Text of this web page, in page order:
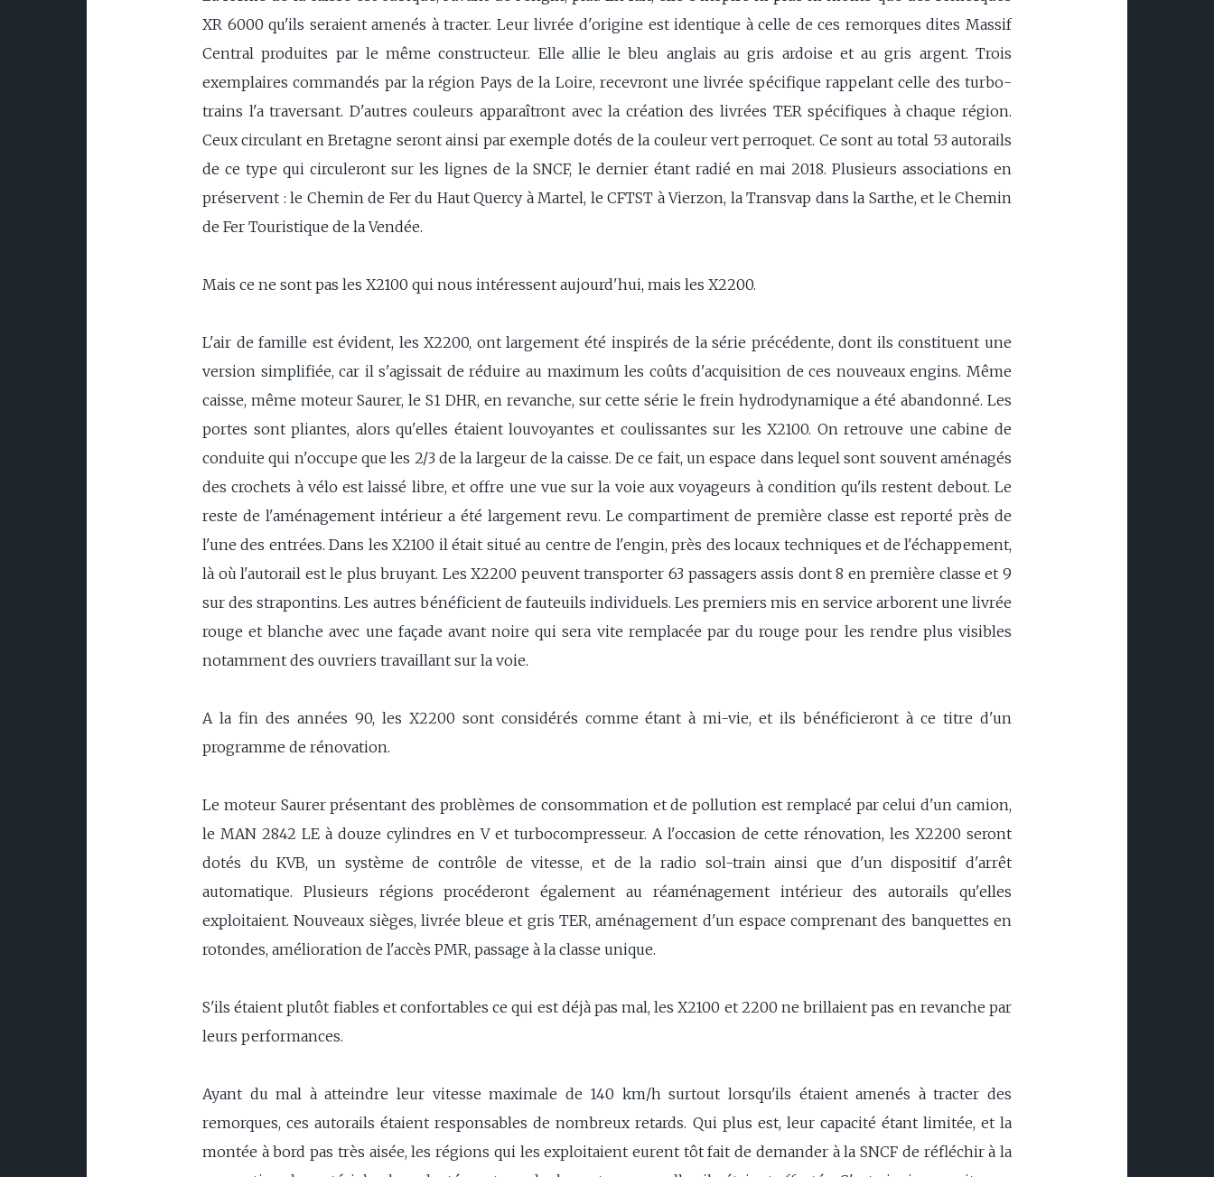
XR 6000 qu'ils seraient amenés à tracter. Leur livrée d'origine est identique à celle de ces remorques dites Massif
Central produites par le même constructeur. Elle allie le bleu anglais au gris ardoise et au gris argent. Trois
exemplaires commandés par la région Pays de la Loire, recevront une livrée spécifique rappelant celle des turbo-
trains l'a traversant. D'autres couleurs apparaîtront avec la création des livrées TER spécifiques à chaque région.
Ceux circulant en Bretagne seront ainsi par exemple dotés de la couleur vert perroquet. Ce sont au total 53 autorails
de ce type qui circuleront sur les lignes de la SNCF, le dernier étant radié en mai 2018. Plusieurs associations en
préservent : le Chemin de Fer du Haut Quercy à Martel, le CFTST à Vierzon, la Transvap dans la Sarthe, et le Chemin
de Fer Touristique de la Vendée.
Mais ce ne sont pas les X2100 qui nous intéressent aujourd'hui, mais les X2200.
L'air de famille est évident, les X2200, ont largement été inspirés de la série précédente, dont ils constituent une
version simplifiée, car il s'agissait de réduire au maximum les coûts d'acquisition de ces nouveaux engins. Même
caisse, même moteur Saurer, le S1 DHR, en revanche, sur cette série le frein hydrodynamique a été abandonné. Les
portes sont pliantes, alors qu'elles étaient louvoyantes et coulissantes sur les X2100. On retrouve une cabine de
conduite qui n'occupe que les 2/3 de la largeur de la caisse. De ce fait, un espace dans lequel sont souvent aménagés
des crochets à vélo est laissé libre, et offre une vue sur la voie aux voyageurs à condition qu'ils restent debout. Le
reste de l'aménagement intérieur a été largement revu. Le compartiment de première classe est reporté près de
l'une des entrées. Dans les X2100 il était situé au centre de l'engin, près des locaux techniques et de l'échappement,
là où l'autorail est le plus bruyant. Les X2200 peuvent transporter 63 passagers assis dont 8 en première classe et 9
sur des strapontins. Les autres bénéficient de fauteuils individuels. Les premiers mis en service arborent une livrée
rouge et blanche avec une façade avant noire qui sera vite remplacée par du rouge pour les rendre plus visibles
notamment des ouvriers travaillant sur la voie.
A la fin des années 90, les X2200 sont considérés comme étant à mi-vie, et ils bénéficieront à ce titre d'un
programme de rénovation.
Le moteur Saurer présentant des problèmes de consommation et de pollution est remplacé par celui d'un camion,
le MAN 2842 LE à douze cylindres en V et turbocompresseur. A l'occasion de cette rénovation, les X2200 seront
dotés du KVB, un système de contrôle de vitesse, et de la radio sol-train ainsi que d'un dispositif d'arrêt
automatique. Plusieurs régions procéderont également au réaménagement intérieur des autorails qu'elles
exploitaient. Nouveaux sièges, livrée bleue et gris TER, aménagement d'un espace comprenant des banquettes en
rotondes, amélioration de l'accès PMR, passage à la classe unique.
S'ils étaient plutôt fiables et confortables ce qui est déjà pas mal, les X2100 et 2200 ne brillaient pas en revanche par
leurs performances.
Ayant du mal à atteindre leur vitesse maximale de 140 km/h surtout lorsqu'ils étaient amenés à tracter des
remorques, ces autorails étaient responsables de nombreux retards. Qui plus est, leur capacité étant limitée, et la
montée à bord pas très aisée, les régions qui les exploitaient eurent tôt fait de demander à la SNCF de réfléchir à la